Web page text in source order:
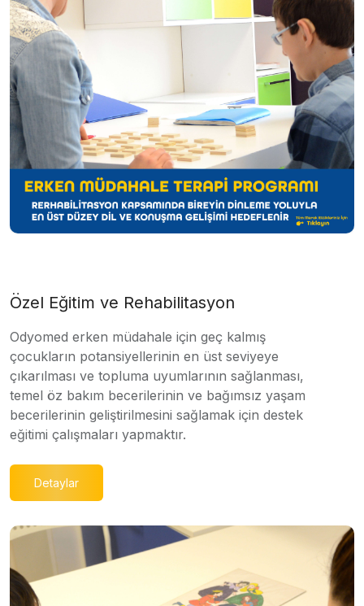
Özel Eğitim ve Rehabilitasyon
Odyomed erken müdahale için geç kalmış
çocukların potansiyellerinin en üst seviyeye
çıkarılması ve topluma uyumlarının sağlanması,
temel öz bakım becerilerinin ve bağımsız yaşam
becerilerinin geliştirilmesini sağlamak için destek
eğitimi çalışmaları yapmaktır.
Detaylar